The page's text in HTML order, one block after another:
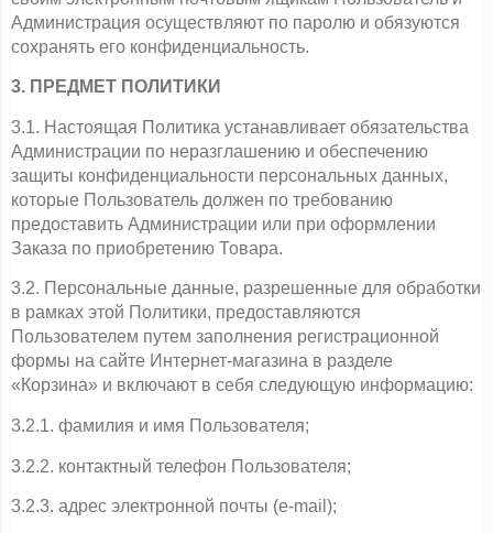
Администрация осуществляют по паролю и обязуются
сохранять его конфиденциальность.
3. ПРЕДМЕТ ПОЛИТИКИ
3.1. Настоящая Политика устанавливает обязательства
Администрации по неразглашению и обеспечению
защиты конфиденциальности персональных данных,
которые Пользователь должен по требованию
предоставить Администрации или при оформлении
Заказа по приобретению Товара.
3.2. Персональные данные, разрешенные для обработки
в рамках этой Политики, предоставляются
Пользователем путем заполнения регистрационной
формы на сайте Интернет-магазина в разделе
«Корзина» и включают в себя следующую информацию:
3.2.1. фамилия и имя Пользователя;
3.2.2. контактный телефон Пользователя;
3.2.3. адрес электронной почты (e-mail);